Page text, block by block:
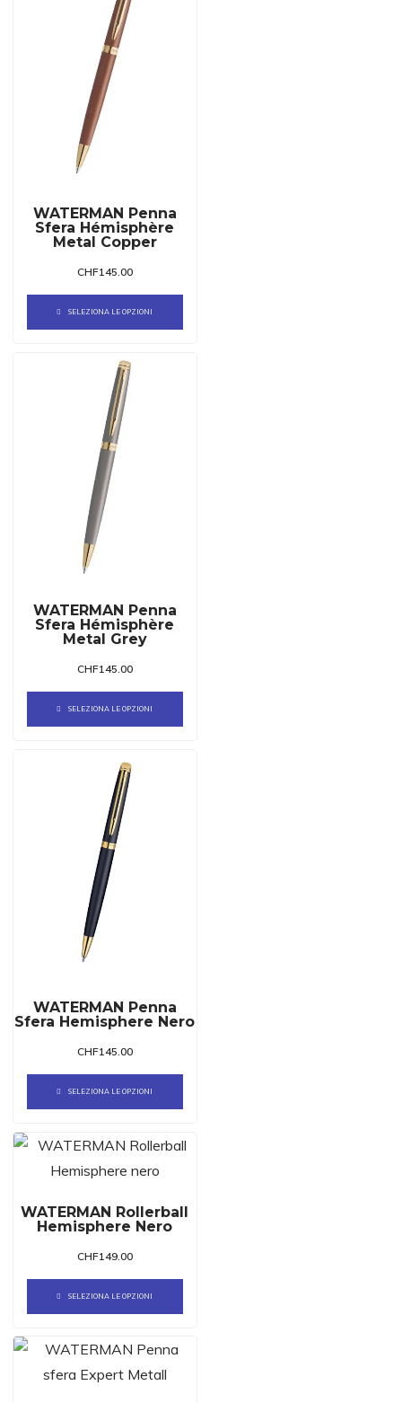
WATERMAN Penna
Sfera Hémisphère
Metal Copper
CHF145.00
SELEZIONA LE OPZIONI
WATERMAN Penna
Sfera Hémisphère
Metal Grey
CHF145.00
SELEZIONA LE OPZIONI
WATERMAN Penna
Sfera Hemisphere Nero
CHF145.00
SELEZIONA LE OPZIONI
WATERMAN Rollerball
Hemisphere Nero
CHF149.00
SELEZIONA LE OPZIONI